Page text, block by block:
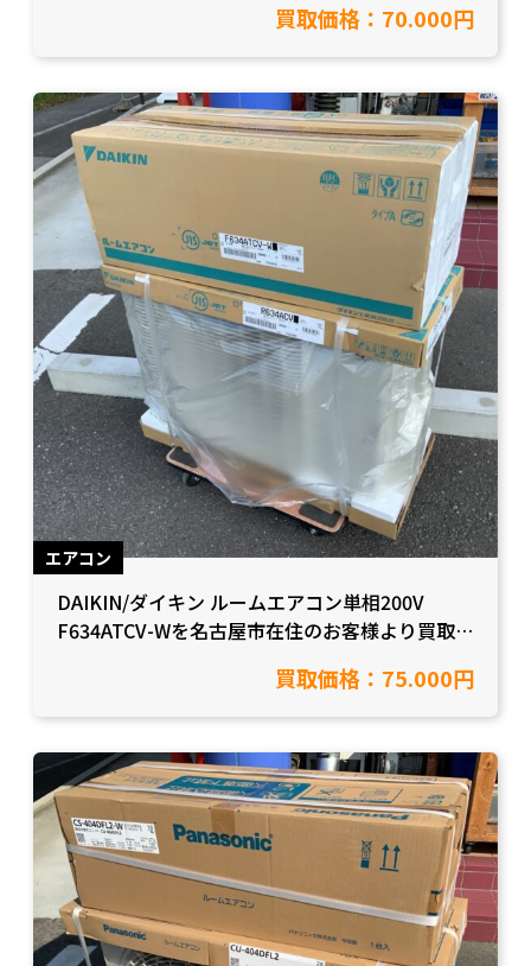
買取価格：70.000円
エアコン
DAIKIN/ダイキン ルームエアコン単相200V
F634ATCV-Wを名古屋市在住のお客様より買取を
買取価格：75.000円